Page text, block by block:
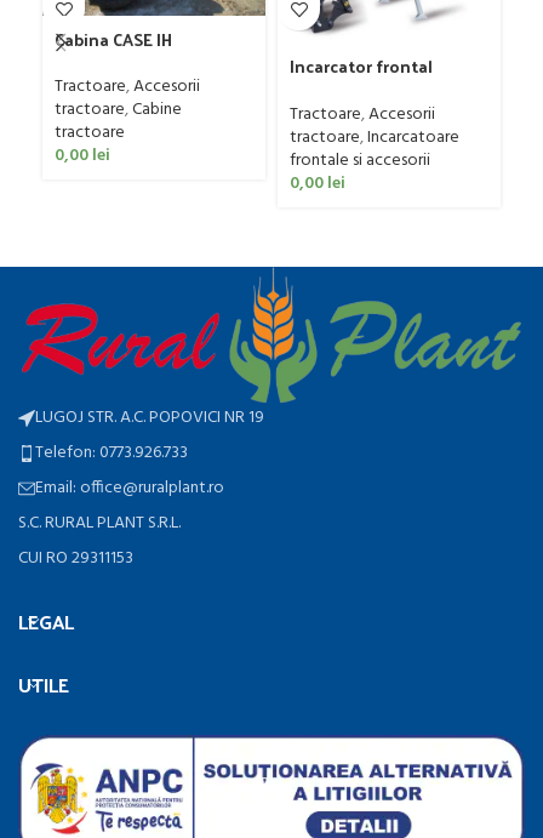
Cabina CASE IH
Tractoare,Accesorii
tractoare,Cabine
tractoare
0,00lei
Incarcator frontal
model PFP30, 15-35 CP
Tractoare,Accesorii
tractoare,Incarcatoare
frontale si accesorii
0,00lei
LUGOJ STR. A.C. POPOVICI NR 19
Telefon: 0773.926.733
Email: office@ruralplant.ro
S.C. RURAL PLANT S.R.L.
CUI RO 29311153
LEGAL
UTILE